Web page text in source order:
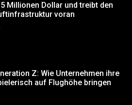
Millionen Dollar und treibt den
voran
Z: Wie Unternehmen ihre
auf Flughöhe bringen